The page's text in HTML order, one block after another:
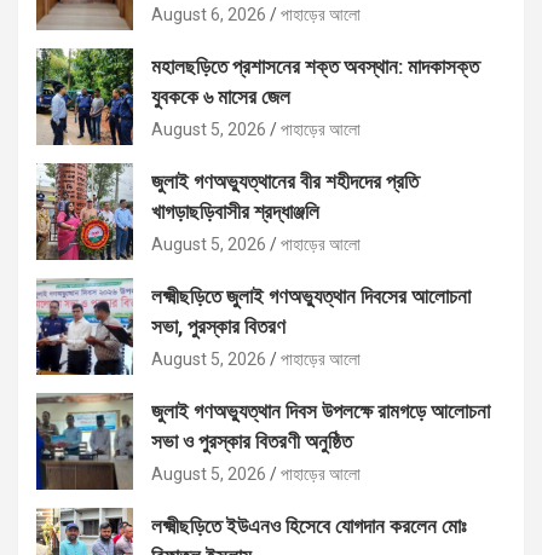
August 6, 2026 পাহাড়ের আলো
মহালছড়িতে প্রশাসনের শক্ত অবস্থান: মাদকাসক্ত
যুবককে ৬ মাসের জেল
August 5, 2026 পাহাড়ের আলো
জুলাই গণঅভ্যুত্থানের বীর শহীদদের প্রতি
খাগড়াছড়িবাসীর শ্রদ্ধাঞ্জলি
August 5, 2026 পাহাড়ের আলো
লক্ষ্মীছড়িতে জুলাই গণঅভ্যুত্থান দিবসের আলোচনা
সভা, পুরস্কার বিতরণ
August 5, 2026 পাহাড়ের আলো
জুলাই গণঅভ্যুত্থান দিবস উপলক্ষে রামগড়ে আলোচনা
সভা ও পুরস্কার বিতরণী অনুষ্ঠিত
August 5, 2026 পাহাড়ের আলো
লক্ষ্মীছড়িতে ইউএনও হিসেবে যোগদান করলেন মোঃ